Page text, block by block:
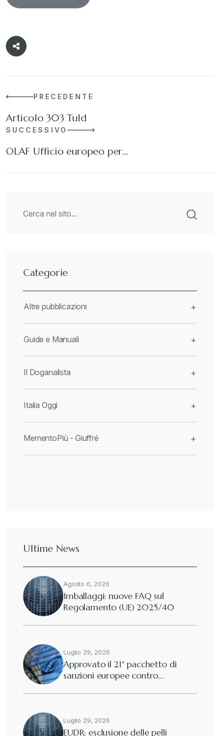
PRECEDENTE
Articolo 303 Tuld
SUCCESSIVO
OLAF Ufficio europeo per…
Categorie
Altre pubblicazioni +
Guide e Manuali +
Il Doganalista +
Italia Oggi +
MementoPiù - Giuffré +
Ultime News
Agosto 6, 2026
Imballaggi: nuove FAQ sul
Regolamento (UE) 2025/40
Luglio 29, 2026
Approvato il 21° pacchetto di
sanzioni europee contro…
Luglio 29, 2026
EUDR: esclusione delle pelli